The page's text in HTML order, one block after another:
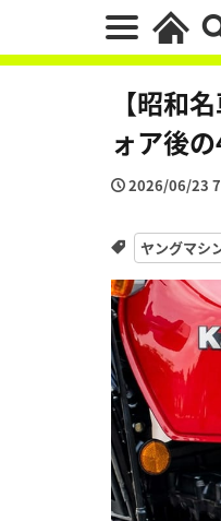
【昭和
ォア後
2026/06/23
ヤングマシ